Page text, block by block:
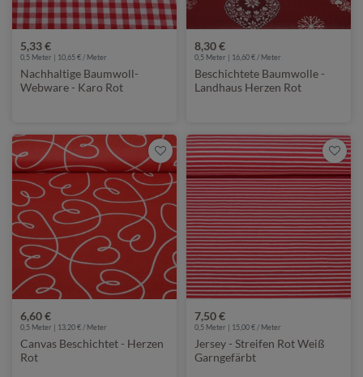
5,33 €
0,5 Meter | 10,65 € / Meter
Nachhaltige Baumwoll-
Webware - Karo Rot
8,30 €
0,5 Meter | 16,60 € / Meter
Beschichtete Baumwolle -
Landhaus Herzen Rot
6,60 €
0,5 Meter | 13,20 € / Meter
Canvas Beschichtet - Herzen
Rot
7,50 €
0,5 Meter | 15,00 € / Meter
Jersey - Streifen Rot Weiß
Garngefärbt